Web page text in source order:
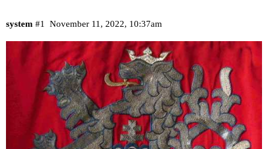
system November 11, 2022, 10:37am
#1